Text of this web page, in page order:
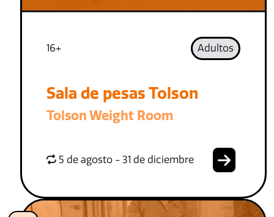
16+ Adultos
Sala de pesas Tolson
Tolson Weight Room
5 de agosto - 31 de diciembre